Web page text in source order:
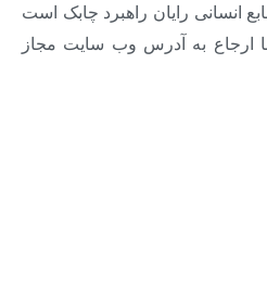
راهبرد چابک است
آدرس وب سایت مجاز